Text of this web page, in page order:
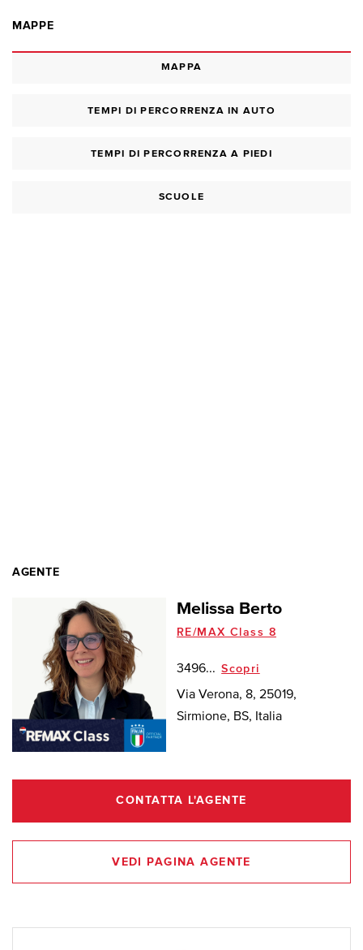
MAPPE
MAPPA
TEMPI DI PERCORRENZA IN AUTO
TEMPI DI PERCORRENZA A PIEDI
SCUOLE
AGENTE
Melissa Berto
RE/MAX Class 8
3496... Scopri
Via Verona, 8, 25019,
Sirmione, BS, Italia
CONTATTA L'AGENTE
VEDI PAGINA AGENTE